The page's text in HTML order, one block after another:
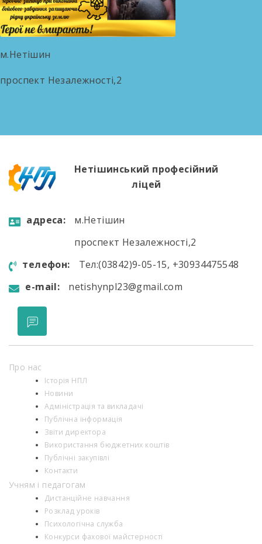
м.Нетішин
проспект Незалежності,2
Нетішинський професійний
ліцей
aдресa:
м.Нетішин
проспект Незалежності,2
телефон:
Тел:(03842)9-05-15, +30934475548
e-mail:
netishynpl23@gmail.com
Про нас
Історія НПЛ
Новини
Адміністрація та викладачі
Публічна інформація
Звіти директора
Використання бюджетних коштів
Публічні закупівлі
Контакти
Учням і педагогам
Дистанційне навчання
Розклад уроків
Психологiчна служба
Конкурси фахової майстерності